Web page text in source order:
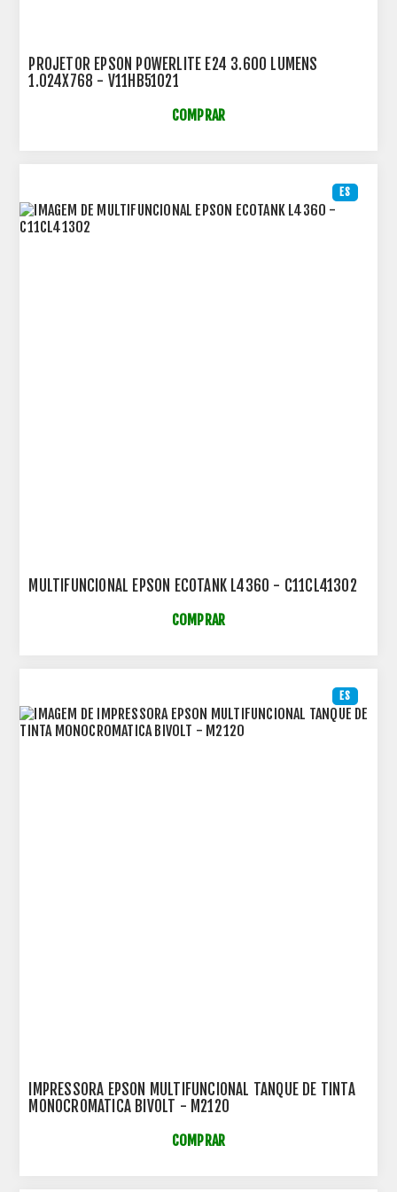
PROJETOR EPSON POWERLITE E24 3.600 LUMENS
1.024X768 - V11HB51021
COMPRAR
ES
MULTIFUNCIONAL EPSON ECOTANK L4360 - C11CL41302
COMPRAR
ES
IMPRESSORA EPSON MULTIFUNCIONAL TANQUE DE TINTA
MONOCROMATICA BIVOLT - M2120
COMPRAR